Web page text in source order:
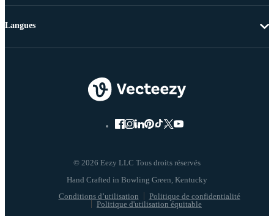
© 2026 Eezy LLC Tous droits réservés
Conditions d’utilisation
Politique de confidentialité
Politique d'utilisation équitable
Langues